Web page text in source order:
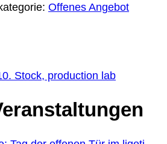
Offenes Angebot
Stock, production lab